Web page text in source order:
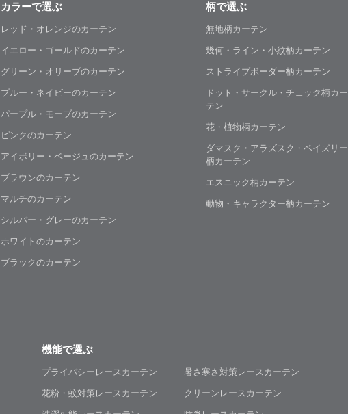
カラーで選ぶ
レッド・オレンジのカーテン
イエロー・ゴールドのカーテン
グリーン・オリーブのカーテン
ブルー・ネイビーのカーテン
パープル・モーブのカーテン
ピンクのカーテン
アイボリー・ベージュのカーテン
ブラウンのカーテン
マルチのカーテン
シルバー・グレーのカーテン
ホワイトのカーテン
ブラックのカーテン
柄で選ぶ
無地柄カーテン
幾何・ライン・小紋柄カーテン
ストライプボーダー柄カーテン
ドット・サークル・チェック柄カー
テン
花・植物柄カーテン
ダマスク・アラズスク・ペイズリー
柄カーテン
エスニック柄カーテン
動物・キャラクター柄カーテン
機能で選ぶ
プライバシーレースカーテン 暑さ寒さ対策レースカーテン
花粉・蚊対策レースカーテン クリーンレースカーテン